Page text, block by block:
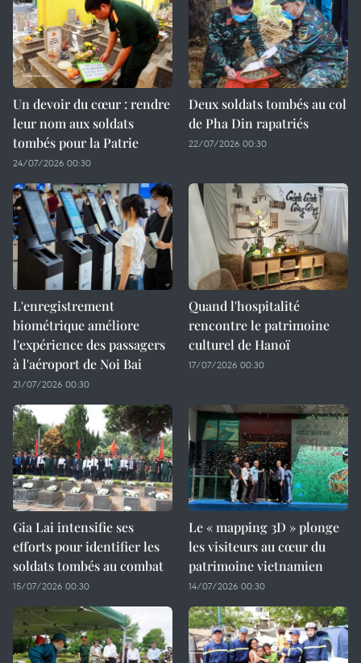
Un devoir du cœur : rendre
leur nom aux soldats
tombés pour la Patrie
24/07/2026 00:30
Deux soldats tombés au col
de Pha Din rapatriés
22/07/2026 00:30
L'enregistrement
biométrique améliore
l'expérience des passagers
à l'aéroport de Noi Bai
21/07/2026 00:30
Quand l'hospitalité
rencontre le patrimoine
culturel de Hanoï
17/07/2026 00:30
Gia Lai intensifie ses
efforts pour identifier les
soldats tombés au combat
15/07/2026 00:30
Le « mapping 3D » plonge
les visiteurs au cœur du
patrimoine vietnamien
14/07/2026 00:30